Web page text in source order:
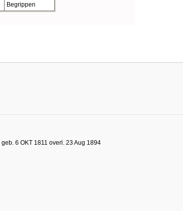
Begrippen
geb. 6 OKT 1811 overl. 23 Aug 1894